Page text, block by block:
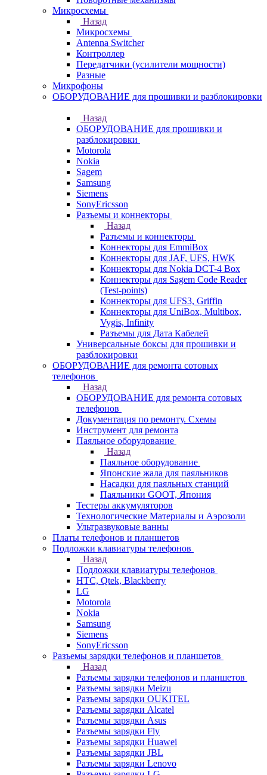
Микросхемы
Назад
Микросхемы
Antenna Switcher
Контроллер
Передатчики (усилители мощности)
Разные
Микрофоны
ОБОРУДОВАНИЕ для прошивки и разблокировки
Назад
ОБОРУДОВАНИЕ для прошивки и
разблокировки
Motorola
Nokia
Sagem
Samsung
Siemens
SonyEricsson
Разъемы и коннекторы
Назад
Разъемы и коннекторы
Коннекторы для EmmiBox
Коннекторы для JAF, UFS, HWK
Коннекторы для Nokia DCT-4 Box
Коннекторы для Sagem Code Reader
(Test-points)
Коннекторы для UFS3, Griffin
Коннекторы для UniBox, Multibox,
Vygis, Infinity
Разъемы для Дата Кабелей
Универсальные боксы для прошивки и
разблокировки
ОБОРУДОВАНИЕ для ремонта сотовых
телефонов
Назад
ОБОРУДОВАНИЕ для ремонта сотовых
телефонов
Документация по ремонту. Схемы
Инструмент для ремонта
Паяльное оборудование
Назад
Паяльное оборудование
Японские жала для паяльников
Насадки для паяльных станций
Паяльники GOOT, Япония
Тестеры аккумуляторов
Технологические Материалы и Аэрозоли
Ультразвуковые ванны
Платы телефонов и планшетов
Подложки клавиатуры телефонов
Назад
Подложки клавиатуры телефонов
HTC, Qtek, Blackberry
LG
Motorola
Nokia
Samsung
Siemens
SonyEricsson
Разъемы зарядки телефонов и планшетов
Назад
Разъемы зарядки телефонов и планшетов
Разъемы зарядки Meizu
Разъемы зарядки OUKITEL
Разъемы зарядки Alcatel
Разъемы зарядки Asus
Разъемы зарядки Fly
Разъемы зарядки Huawei
Разъемы зарядки JBL
Разъемы зарядки Lenovo